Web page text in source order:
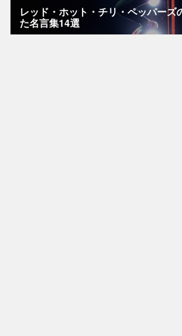
レッド・ホット・チリ・ペッパーズ
た名言集14選